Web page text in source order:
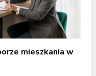
mieszkania w